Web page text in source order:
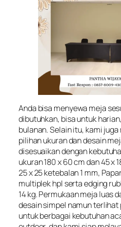
Anda bisa menyewa meja
dibutuhkan, bisa untuk
bulanan. Selain itu, kami
pilihan ukuran dan desain
disesuaikan dengan
ukuran 180 x 60 cm dan 45 x
25 x 25 ketebalan 1 mm,
multiplek hpl serta edging
14 kg. Permukaan meja luas
desain simpel namun
untuk berbagai kebutuhan